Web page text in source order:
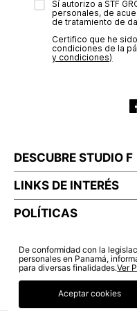
estado de tu compra
Mis Pedidos” en nuestra
Sí autorizo a STF
personales, de
de tratamiento de
Certifico que he
condiciones de la
y condiciones)
DESCUBRE STUDIO F
LINKS DE INTERÉS
POLÍTICAS
De conformidad con la
personales en Panamá,
para diversas finalidades.Ver
Aceptar cookies